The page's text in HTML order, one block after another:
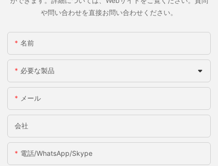
や問い合わせを直接お問い合わせください。
名前
必要な製品
メール
会社
電話/WhatsApp/Skype